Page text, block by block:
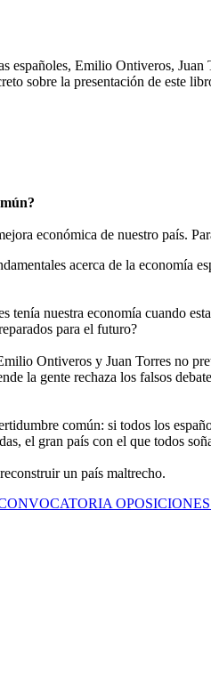
españoles, Emilio Ontiveros,
sobre la presentación de este
económica de nuestro país.
acerca de la economía
nuestra economía cuando
para el futuro?
Ontiveros y Juan Torres no
la gente rechaza los falsos
común: si todos los
el gran país con el que todos
un país maltrecho.